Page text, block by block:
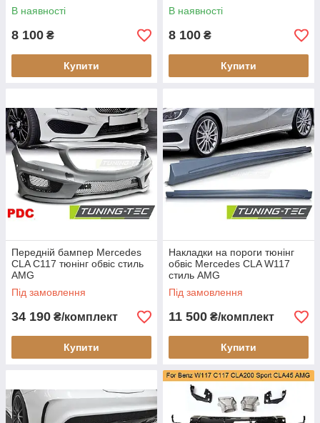
В наявності
8 100 ₴
Купити
В наявності
8 100 ₴
Купити
Передній бампер Mercedes
CLA C117 тюнінг обвіс стиль
AMG
Під замовлення
34 190 ₴/комплект
Купити
Накладки на пороги тюнінг
обвіс Mercedes CLA W117
стиль AMG
Під замовлення
11 500 ₴/комплект
Купити